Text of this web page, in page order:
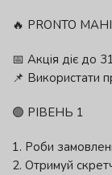
🔥 PRONTO
📅 Акція діє до
📌 Використати
🟢 РІВЕНЬ 1
1. Роби
2. Отримуй